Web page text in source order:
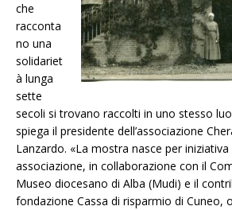
che
racconta
no una
solidariet
à lunga
sette
secoli si trovano raccolti in uno stesso
spiega il presidente dell’associazione
Lanzardo. «La mostra nasce per
associazione, in collaborazione con il
Museo diocesano di Alba (Mudi) e il
fondazione Cassa di risparmio di Cuneo,